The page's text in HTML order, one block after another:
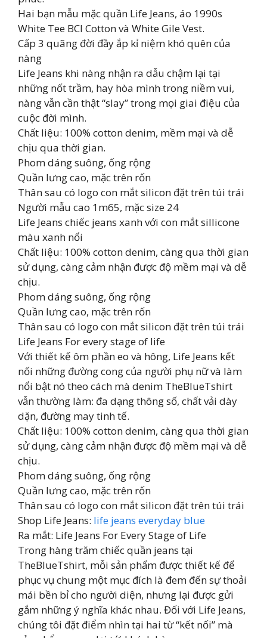
Hai bạn mẫu mặc quần Life Jeans, áo 1990s
White Tee BCI Cotton và White Gile Vest.
Cấp 3 quãng đời đầy ắp kỉ niệm khó quên của
nàng
Life Jeans khi nàng nhận ra dẫu chậm lại tại
những nốt trầm, hay hòa mình trong niềm vui,
nàng vẫn cần thật “slay” trong mọi giai điệu của
cuộc đời mình.
Chất liệu: 100% cotton denim, mềm mại và dễ
chịu qua thời gian.
Phom dáng suông, ống rộng
Quần lưng cao, mặc trên rốn
Thân sau có logo con mắt silicon đặt trên túi trái
Người mẫu cao 1m65, mặc size 24
Life Jeans chiếc jeans xanh với con mắt sillicone
màu xanh nổi
Chất liệu: 100% cotton denim, càng qua thời gian
sử dụng, càng cảm nhận được độ mềm mại và dễ
chịu.
Phom dáng suông, ống rộng
Quần lưng cao, mặc trên rốn
Thân sau có logo con mắt silicon đặt trên túi trái
Life Jeans For every stage of life
Với thiết kế ôm phần eo và hông, Life Jeans kết
nối những đường cong của người phụ nữ và làm
nổi bật nó theo cách mà denim TheBlueTshirt
vẫn thường làm: đa dạng thông số, chất vải dày
dặn, đường may tinh tế.
Chất liệu: 100% cotton denim, càng qua thời gian
sử dụng, càng cảm nhận được độ mềm mại và dễ
chịu.
Phom dáng suông, ống rộng
Quần lưng cao, mặc trên rốn
Thân sau có logo con mắt silicon đặt trên túi trái
Shop Life Jeans: life jeans everyday blue
Ra mắt: Life Jeans For Every Stage of Life
Trong hàng trăm chiếc quần jeans tại
TheBlueTshirt, mỗi sản phẩm được thiết kế để
phục vụ chung một mục đích là đem đến sự thoải
mái bền bỉ cho người diện, nhưng lại được gửi
gắm những ý nghĩa khác nhau. Đối với Life Jeans,
chúng tôi đặt điểm nhìn tại hai từ “kết nối” mà